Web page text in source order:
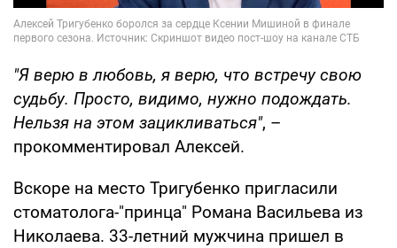
"Я верю в любовь, я верю, что встречу свою
судьбу. Просто, видимо, нужно подождать.
Нельзя на этом зацикливаться", –
прокомментировал Алексей.
Вскоре на место Тригубенко пригласили
стоматолога-"принца" Романа Васильева из
Николаева. 33-летний мужчина пришел в